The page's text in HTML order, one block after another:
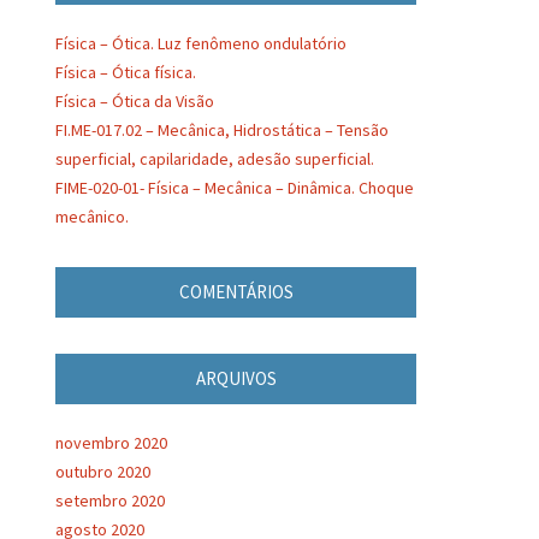
Física – Ótica. Luz fenômeno ondulatório
Física – Ótica física.
Física – Ótica da Visão
FI.ME-017.02 – Mecânica, Hidrostática – Tensão
superficial, capilaridade, adesão superficial.
FIME-020-01- Física – Mecânica – Dinâmica. Choque
mecânico.
COMENTÁRIOS
ARQUIVOS
novembro 2020
outubro 2020
setembro 2020
agosto 2020